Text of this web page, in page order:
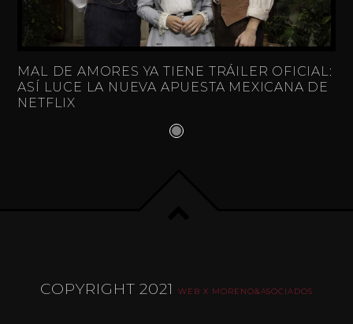
MAL DE AMORES YA TIENE TRÁILER OFICIAL:
ASÍ LUCE LA NUEVA APUESTA MEXICANA DE
NETFLIX
COPYRIGHT 2021WEB X MORENO&ASOCIADOS